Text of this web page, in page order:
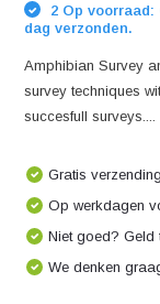
2 Op
dag verzonden.
Amphibian Survey
survey techniques
succesfull surveys....
Gratis
Op werkdagen
Niet goed? Geld
We denken